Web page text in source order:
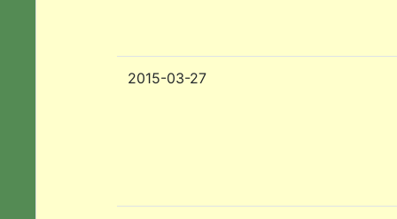
2015-03-27